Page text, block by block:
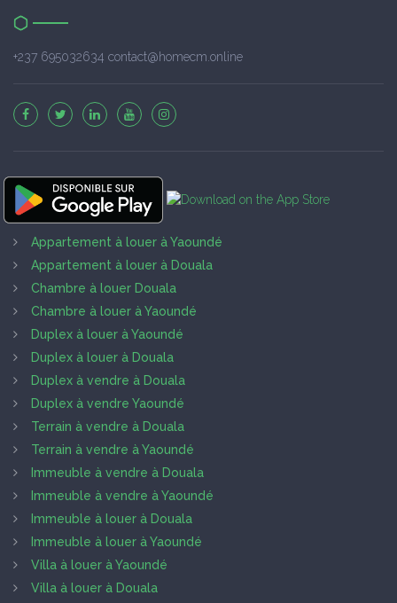
+237 695032634 contact@homecm.online
Appartement à louer à Yaoundé
Appartement à louer à Douala
Chambre à louer Douala
Chambre à louer à Yaoundé
Duplex à louer à Yaoundé
Duplex à louer à Douala
Duplex à vendre à Douala
Duplex à vendre Yaoundé
Terrain à vendre à Douala
Terrain à vendre à Yaoundé
Immeuble à vendre à Douala
Immeuble à vendre à Yaoundé
Immeuble à louer à Douala
Immeuble à louer à Yaoundé
Villa à louer à Yaoundé
Villa à louer à Douala